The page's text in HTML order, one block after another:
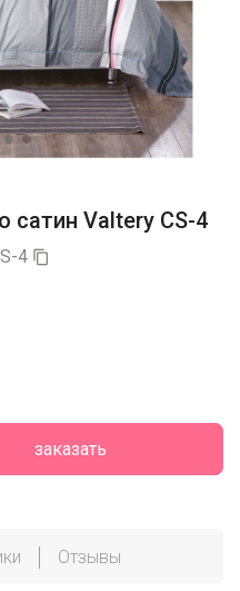
сатин Valtery CS-4
4 
заказать
Отзывы